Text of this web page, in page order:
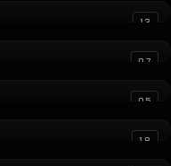
13
07
05
18